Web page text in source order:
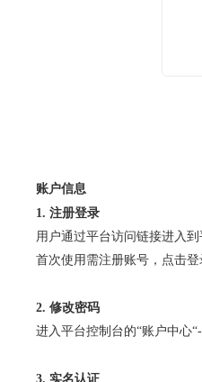
账户信息
1. 注册登录
用户通过平台访问链接进入
首次使用需注册账号，点击
2. 修改密码
进入平台控制台的“账户中心
3. 实名认证